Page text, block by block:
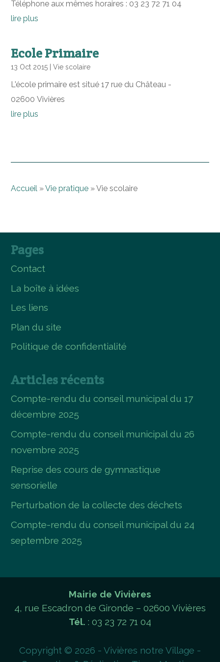
Téléphone aux mêmes horaires : 03 23 72 71 04
lire plus
Ecole Primaire
13 Oct 2015 |Vie scolaire
L'école primaire est situé 17 rue du Château -
02600 Vivières
lire plus
Accueil »Vie pratique »Vie scolaire
Pages
Contact
La boîte à idées
Les liens
Plan du site
Politique de confidentialité
Articles récents
Compte-rendu du conseil municipal du 17
décembre 2025
Compte-rendu du conseil municipal du 26
novembre 2025
Reprise des cours de gymnastique
sensorielle
Perturbation de la collecte des déchets
Compte-rendu du conseil municipal du 24
septembre 2025
Mairie de Vivières
4, rue Escadron de Gironde – 02600 Vivières
Tél. : 03 23 72 71 04
Copyright © 2026 - Vivières notre Village -